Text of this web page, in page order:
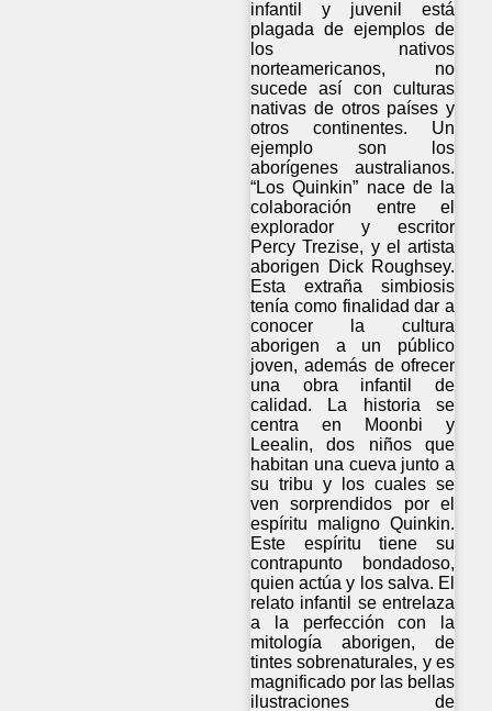
infantil y juvenil está
plagada de ejemplos de
los nativos
norteamericanos, no
sucede así con culturas
nativas de otros países y
otros continentes. Un
ejemplo son los
aborígenes australianos.
“Los Quinkin” nace de la
colaboración entre el
explorador y escritor
Percy Trezise, y el artista
aborigen Dick Roughsey.
Esta extraña simbiosis
tenía como finalidad dar a
conocer la cultura
aborigen a un público
joven, además de ofrecer
una obra infantil de
calidad. La historia se
centra en Moonbi y
Leealin, dos niños que
habitan una cueva junto a
su tribu y los cuales se
ven sorprendidos por el
espíritu maligno Quinkin.
Este espíritu tiene su
contrapunto bondadoso,
quien actúa y los salva. El
relato infantil se entrelaza
a la perfección con la
mitología aborigen, de
tintes sobrenaturales, y es
magnificado por las bellas
ilustraciones de